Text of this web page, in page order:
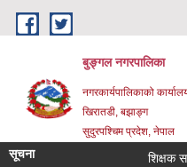
Skip to main content
बुङ्गल नगरपालिका
नगरकार्यपालिकाको
खिरातडी, बझाङ्ग
सुदुरपश्चिम प्रदेश, नेपाल
सूचना शिक्षक